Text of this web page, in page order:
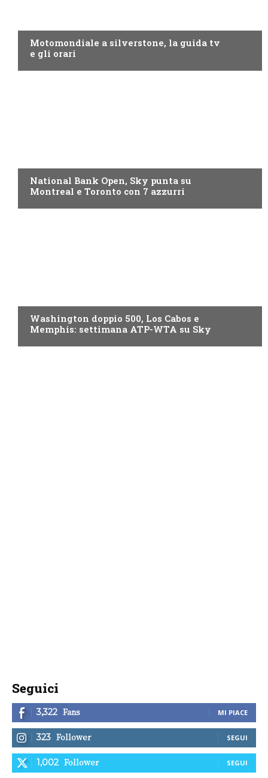
Motomondiale a silverstone, la guida tv
e gli orari
National Bank Open, Sky punta su
Montreal e Toronto con 7 azzurri
Washington doppio 500, Los Cabos e
Memphis: settimana ATP-WTA su Sky
Seguici
3,322 Fans MI PIACE
323 Follower SEGUI
1,002 Follower SEGUI